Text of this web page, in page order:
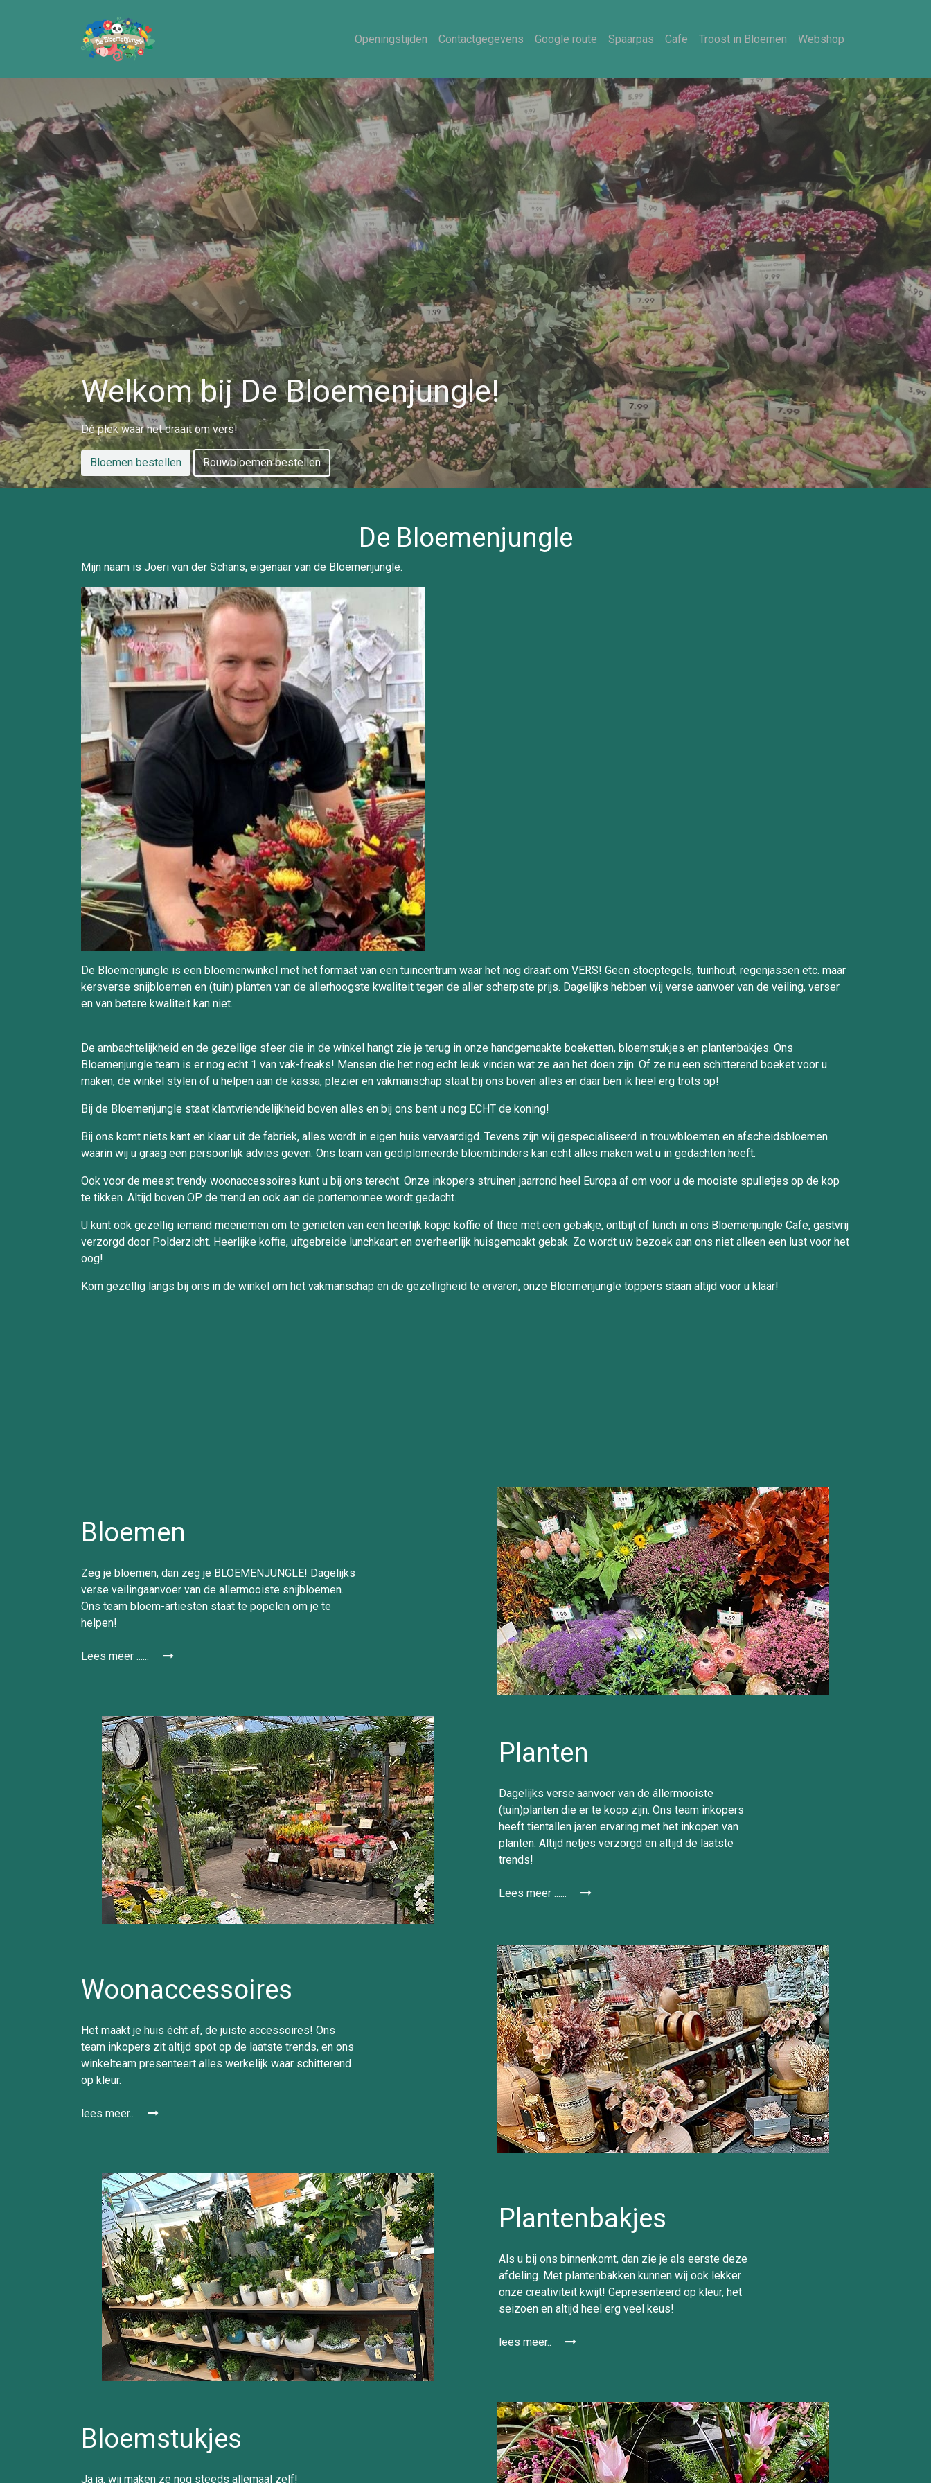
Openingstijden Contactgegevens Google route Spaarpas Cafe Troost in Bloemen Webshop
Welkom bij De Bloemenjungle!
Dé plek waar het draait om vers!
Bloemen bestellen Rouwbloemen bestellen
De Bloemenjungle
Mijn naam is Joeri van der Schans, eigenaar van de Bloemenjungle.
De Bloemenjungle is een bloemenwinkel met het formaat van een tuincentrum waar het nog draait om VERS! Geen stoeptegels, tuinhout, regenjassen etc. maar
kersverse snijbloemen en (tuin) planten van de allerhoogste kwaliteit tegen de aller scherpste prijs. Dagelijks hebben wij verse aanvoer van de veiling, verser
en van betere kwaliteit kan niet.
De ambachtelijkheid en de gezellige sfeer die in de winkel hangt zie je terug in onze handgemaakte boeketten, bloemstukjes en plantenbakjes. Ons
Bloemenjungle team is er nog echt 1 van vak-freaks! Mensen die het nog echt leuk vinden wat ze aan het doen zijn. Of ze nu een schitterend boeket voor u
maken, de winkel stylen of u helpen aan de kassa, plezier en vakmanschap staat bij ons boven alles en daar ben ik heel erg trots op!
Bij de Bloemenjungle staat klantvriendelijkheid boven alles en bij ons bent u nog ECHT de koning!
Bij ons komt niets kant en klaar uit de fabriek, alles wordt in eigen huis vervaardigd. Tevens zijn wij gespecialiseerd in trouwbloemen en afscheidsbloemen
waarin wij u graag een persoonlijk advies geven. Ons team van gediplomeerde bloembinders kan echt alles maken wat u in gedachten heeft.
Ook voor de meest trendy woonaccessoires kunt u bij ons terecht. Onze inkopers struinen jaarrond heel Europa af om voor u de mooiste spulletjes op de kop
te tikken. Altijd boven OP de trend en ook aan de portemonnee wordt gedacht.
U kunt ook gezellig iemand meenemen om te genieten van een heerlijk kopje koffie of thee met een gebakje, ontbijt of lunch in ons Bloemenjungle Cafe, gastvrij
verzorgd door Polderzicht. Heerlijke koffie, uitgebreide lunchkaart en overheerlijk huisgemaakt gebak. Zo wordt uw bezoek aan ons niet alleen een lust voor het
oog!
Kom gezellig langs bij ons in de winkel om het vakmanschap en de gezelligheid te ervaren, onze Bloemenjungle toppers staan altijd voor u klaar!
Bloemen
Zeg je bloemen, dan zeg je BLOEMENJUNGLE! Dagelijks
verse veilingaanvoer van de allermooiste snijbloemen.
Ons team bloem-artiesten staat te popelen om je te
helpen!
Lees meer ......
Planten
Dagelijks verse aanvoer van de állermooiste
(tuin)planten die er te koop zijn. Ons team inkopers
heeft tientallen jaren ervaring met het inkopen van
planten. Altijd netjes verzorgd en altijd de laatste
trends!
Lees meer ......
Woonaccessoires
Het maakt je huis écht af, de juiste accessoires! Ons
team inkopers zit altijd spot op de laatste trends, en ons
winkelteam presenteert alles werkelijk waar schitterend
op kleur.
lees meer..
Plantenbakjes
Als u bij ons binnenkomt, dan zie je als eerste deze
afdeling. Met plantenbakken kunnen wij ook lekker
onze creativiteit kwijt! Gepresenteerd op kleur, het
seizoen en altijd heel erg veel keus!
lees meer..
Bloemstukjes
Ja ja, wij maken ze nog steeds allemaal zelf!